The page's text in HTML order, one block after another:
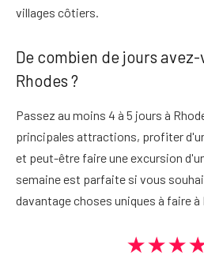
villages côtiers.
De combien de jours avez-
Rhodes ?
Passez au moins 4 à 5 jours à
principales attractions, profiter
et peut-être faire une excursion
semaine est parfaite si vous
davantagechoses uniques à faire à